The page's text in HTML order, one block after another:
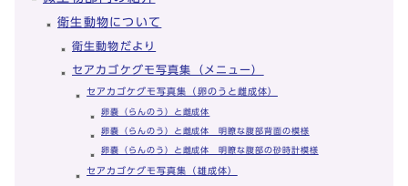
衛生動物について
衛生動物だより
セアカゴケグモ写真集（メニュー）
セアカゴケグモ写真集（卵のうと雌成体）
卵嚢（らんのう）と雌成体
卵嚢（らんのう）と雌成体 明瞭な腹部背面の模様
卵嚢（らんのう）と雌成体 明瞭な腹部の砂時計模様
セアカゴケグモ写真集（雄成体）